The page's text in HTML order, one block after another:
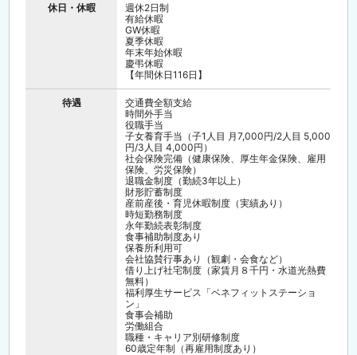
休日・休暇
週休2日制
有給休暇
GW休暇
夏季休暇
年末年始休暇
慶弔休暇
【年間休日116日】
待遇
交通費全額支給
時間外手当
役職手当
子女養育手当（子1人目 月7,000円/2人目 5,000
円/3人目 4,000円）
社会保険完備（健康保険、厚生年金保険、雇用
保険、労災保険）
退職金制度（勤続3年以上）
財形貯蓄制度
産前産後・育児休暇制度（実績あり）
時短勤務制度
永年勤続表彰制度
食事補助制度あり
保養所利用可
会社協賛行事あり（観劇・会食など）
借り上げ社宅制度（家賃月８千円・水道光熱費
無料）
福利厚生サービス「ベネフィットステーショ
ン」
食事会補助
労働組合
職種・キャリア別研修制度
60歳定年制（再雇用制度あり）